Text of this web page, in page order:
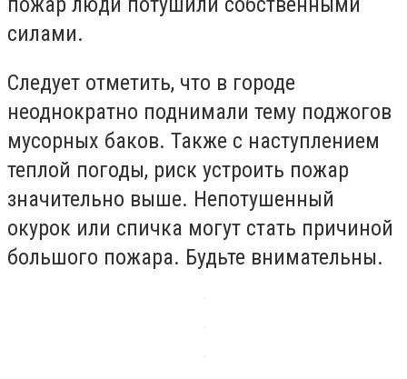
силами.
Следует отметить, что в городе
неоднократно поднимали тему поджогов
мусорных баков. Также с наступлением
теплой погоды, риск устроить пожар
значительно выше. Непотушенный
окурок или спичка могут стать причиной
большого пожара. Будьте внимательны.